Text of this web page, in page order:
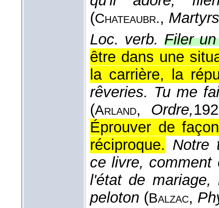
(Chateaubr.,
Loc. verb. Filer
être dans une
la carrière, la
rêveries. Tu me
(Arland, Ordre,
Éprouver de
réciproque. Notre
ce livre, comment
l'état de mariage,
peloton (Balzac,